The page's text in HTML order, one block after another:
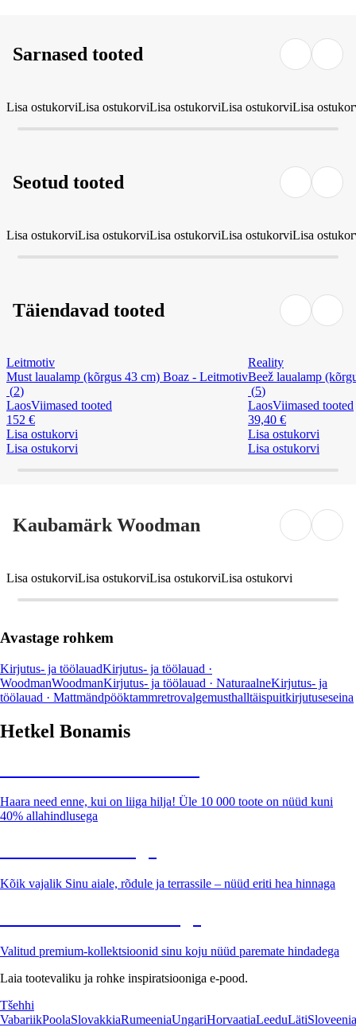
Sarnased tooted
Lisa ostukorviLisa ostukorviLisa ostukorviLisa ostukorviLisa
Seotud tooted
Lisa ostukorviLisa ostukorviLisa ostukorviLisa ostukorviLisa
Täiendavad tooted
Leitmotiv
Must laualamp (kõrgus 43 cm) Boaz - Leitmotiv
(2)
LaosViimased tooted
152 €
Lisa ostukorvi
Lisa ostukorvi
Reality
Beež laualamp
(5)
LaosViimased tooted
39,40 €
Lisa ostukorvi
Lisa ostukorvi
Kaubamärk Woodman
Lisa ostukorviLisa ostukorviLisa ostukorviLisa ostukorvi
Avastage rohkem
Kirjutus- ja töölauadKirjutus- ja töölauad ·
WoodmanWoodmanKirjutus- ja töölauad · NaturaalneKirjutus- ja
töölauad · Mattmändpööktammretrovalgemusthalltäispuitkirjutuseseina
Hetkel Bonamis
Haara need enne, kui on liiga hilja! Üle 10 000 toote on nüüd kuni
40% allahindlusega
Kõik vajalik Sinu aiale, rõdule ja terrassile – nüüd eriti hea hinnaga
Valitud premium-kollektsioonid sinu koju nüüd paremate hindadega
Laia tootevaliku ja rohke inspiratsiooniga e-pood.
Tšehhi
VabariikPoolaSlovakkiaRumeeniaUngariHorvaatiaLeeduLätiSloveenia